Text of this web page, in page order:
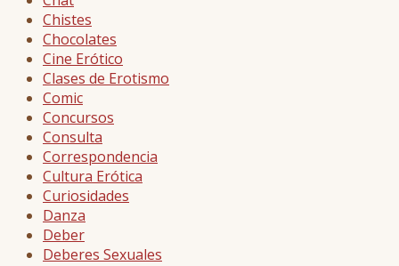
Chistes
Chocolates
Cine Erótico
Clases de Erotismo
Comic
Concursos
Consulta
Correspondencia
Cultura Erótica
Curiosidades
Danza
Deber
Deberes Sexuales